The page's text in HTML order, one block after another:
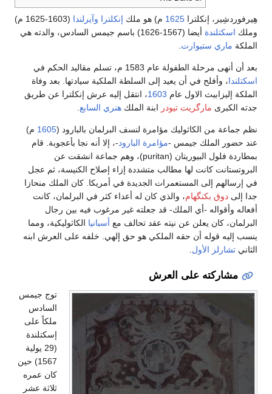
هِيرفوردشِير، إنكلترا 1625 م) هو ملك إنكلترا وآيرلندا
(1603-1625 م)
وملك اسكتلندة
أيضا (1567-1626) باسم جيمس السادس، والدته هي
الملكة ماري ستيوارت
بعد أن أنهى مرحلة الطفولة عام 1583 م، تسلم مقاليد الحكم في
اسكتلندا، وأفلح في أن يعيد إلى السلطة الملكية سيادتها. بعد وفاة
الملكة إليزابيث الاول عام 1603، انتقل إليه عرش إنكلترا عن طريق
جدته الكبرى مارگريت تيودر ابنة الملك هنري السابع
نظم جماعة من الكاثوليك مؤامرة لنسف البرلمان بالبارود (1605 م)
عند حضور الملك جيمس -مؤامرة البارود-، إلا أنه نجا بأعجوبة. قام
بمطاردة فلول البيوريتان (puritan)، وهم جماعة انشقت عن
البروتستانت كانت لها مطالب متشددة إزاء إصلاح الكنيسة، ثم عجل
في إرسالهم إلى المستعمرات الجديدة في أمريكا. كان الملك منحازا
جدا إلى دوق بكنگهام، والذي كان له أعداء كثر في البرلمان، كانت
أفعاله وأقواله -أي الملك- قد جعلته غير مرغوب فيه بين رجال
البرلمان، كان يعلن عن نيته عقد تحالف مع أسبانيا الكاثوليكية، ومما
ينسب إليه قوله أن حقه الملكي هو حق إلهي. خلفه على العرش ابنه
الثاني تشارلز الأول
مشاركته على العرش
توج جيمس
السادس
ملكاً على
إسكتلندة
(29 يولية
1567) حين
كان عمره
ثلاثة عشر